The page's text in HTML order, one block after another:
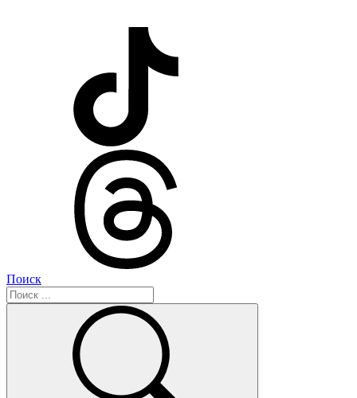
Поиск